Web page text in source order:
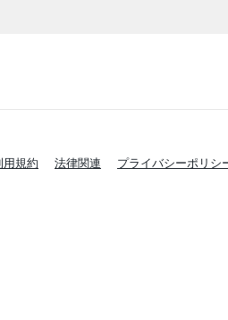
用規約 法律関連 プライバシーポリシ